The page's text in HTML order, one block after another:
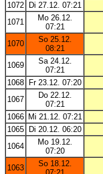
1072
Di 27.12. 07:21
1071
Mo 26.12.
07:21
1070
So 25.12.
08:21
1069
Sa 24.12.
07:21
1068
Fr 23.12. 07:20
1067
Do 22.12.
07:21
1066 Mi 21.12. 07:21
1065
Di 20.12. 06:20
1064
Mo 19.12.
07:20
1063
So 18.12.